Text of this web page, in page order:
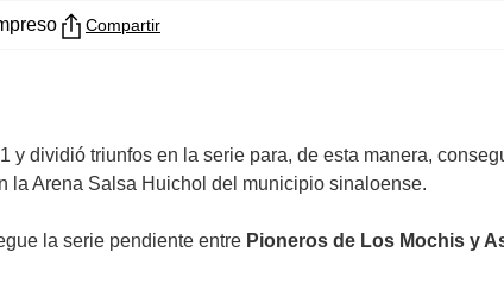
Compartir
dividió triunfos en la serie para, de esta manera,
la Arena Salsa Huichol del municipio sinaloense.
la serie pendiente entre Pioneros de Los Mochis y